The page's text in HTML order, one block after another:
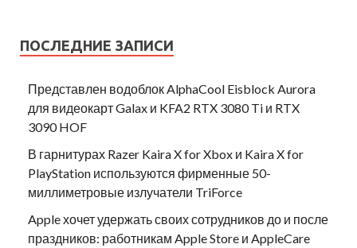
ПОСЛЕДНИЕ ЗАПИСИ
Представлен водоблок AlphaCool Eisblock Aurora
для видеокарт Galax и KFA2 RTX 3080 Ti и RTX
3090 HOF
В гарнитурах Razer Kaira X for Xbox и Kaira X for
PlayStation используются фирменные 50-
миллиметровые излучатели TriForce
Apple хочет удержать своих сотрудников до и после
праздников: работникам Apple Store и AppleCare